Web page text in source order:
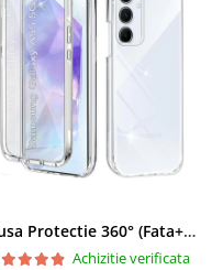
Husa Protectie 360° (Fata+Spate) compatibila Samsung Galaxy A55 5G, Transparanta, Protectie Completa
Achizitie verificata